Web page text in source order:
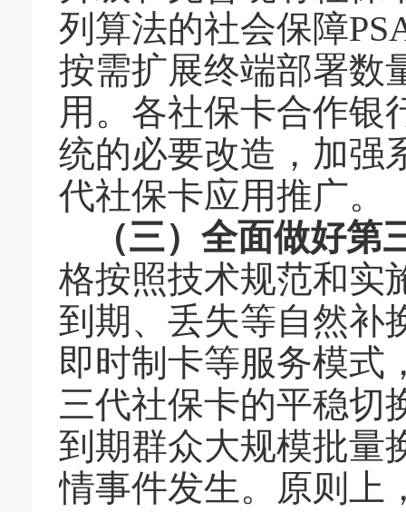
列算法的社会保障
按需扩展终端部署数
用。各社保卡合作银
统的必要改造，加强
代社保卡应用推广。
（三）全面做好
格按照技术规范和实
到期、丢失等自然补
即时制卡等服务模式
三代社保卡的平稳切
到期群众大规模批量
情事件发生。原则上